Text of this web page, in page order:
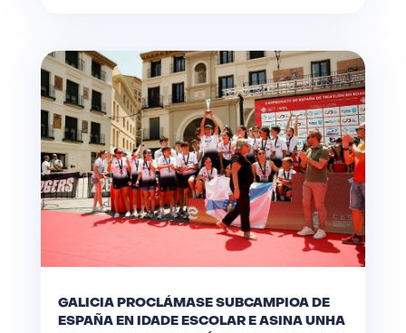
GALICIA PROCLÁMASE SUBCAMPIOA DE
ESPAÑA EN IDADE ESCOLAR E ASINA UNHA